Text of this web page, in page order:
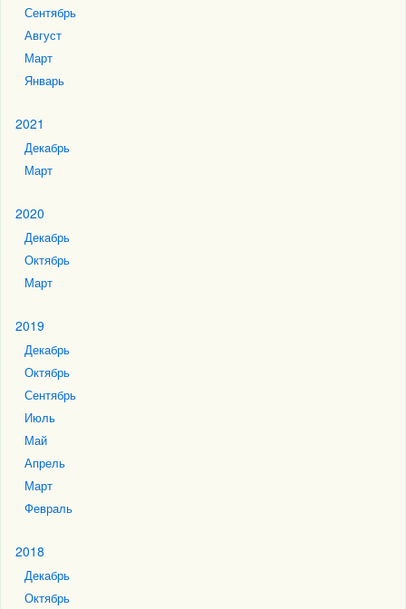
Сентябрь
Август
Март
Январь
2021
Декабрь
Март
2020
Декабрь
Октябрь
Март
2019
Декабрь
Октябрь
Сентябрь
Июль
Май
Апрель
Март
Февраль
2018
Декабрь
Октябрь